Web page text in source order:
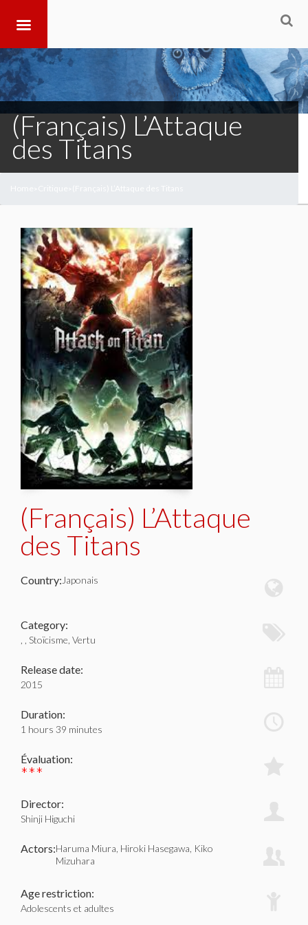
(Français) L’Attaque
des Titans
(Français) L’Attaque
des Titans
Country: Japonais
Category:
, , Stoïcisme, Vertu
Release date:
2015
Duration:
1 hours 39 minutes
Évaluation:
***
Director:
Shinji Higuchi
Actors:Haruma Miura, Hiroki Hasegawa, Kiko
Mizuhara
Age restriction:
Adolescents et adultes